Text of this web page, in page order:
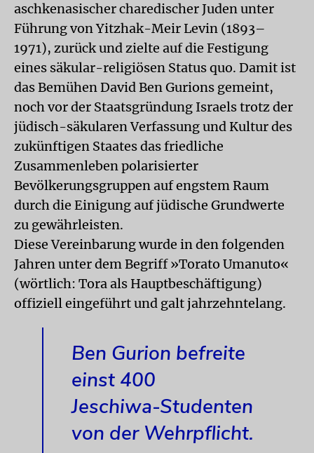
aschkenasischer charedischer Juden unter
Führung von Yitzhak-Meir Levin (1893–
1971), zurück und zielte auf die Festigung
eines säkular-religiösen Status quo. Damit ist
das Bemühen David Ben Gurions gemeint,
noch vor der Staatsgründung Israels trotz der
jüdisch-säkularen Verfassung und Kultur des
zukünftigen Staates das friedliche
Zusammenleben polarisierter
Bevölkerungsgruppen auf engstem Raum
durch die Einigung auf jüdische Grundwerte
zu gewährleisten.
Diese Vereinbarung wurde in den folgenden
Jahren unter dem Begriff »Torato Umanuto«
(wörtlich: Tora als Hauptbeschäftigung)
offiziell eingeführt und galt jahrzehntelang.
Ben Gurion befreite
einst 400
Jeschiwa-Studenten
von der Wehrpflicht.